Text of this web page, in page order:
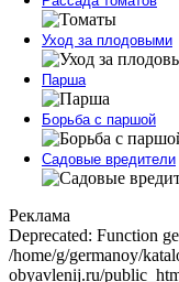
Уход за плодовыми
Парша
Борьба с паршой
Садовые вредители
Реклама
Deprecated: Function
/home/g/germanoy/
obyavlenij.ru/